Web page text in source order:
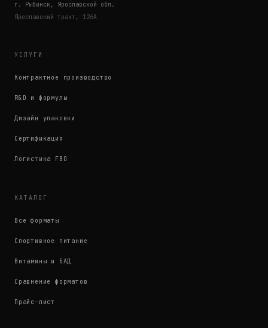
г. Рыбинск, Ярославской обл.
Ярославский тракт, 126А
УСЛУГИ
Контрактное производство
R&D и формулы
Дизайн упаковки
Сертификация
Логистика FBO
КАТАЛОГ
Все форматы
Спортивное питание
Витамины и БАД
Сравнение форматов
Прайс-лист